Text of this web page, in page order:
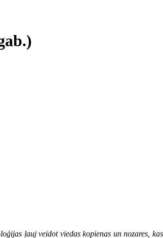
ļauj veidot viedas kopienas un nozares,